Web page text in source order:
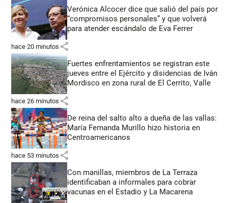
Verónica Alcocer dice que salió del país por
“compromisos personales” y que volverá
para atender escándalo de Eva Ferrer
hace 20 minutos share
Fuertes enfrentamientos se registran este
jueves entre el Ejército y disidencias de Iván
Mordisco en zona rural de El Cerrito, Valle
hace 26 minutos share
De reina del salto alto a dueña de las vallas:
María Fernanda Murillo hizo historia en
Centroamericanos
hace 53 minutos share
Con manillas, miembros de La Terraza
identificaban a informales para cobrar
vacunas en el Estadio y La Macarena